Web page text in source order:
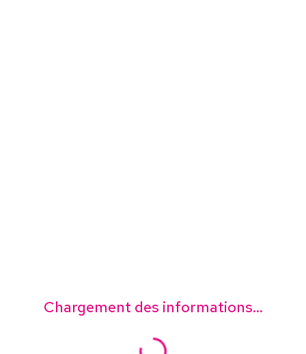
Chargement des informations...